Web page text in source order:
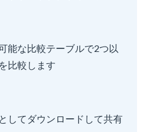
能な比較テーブルで2つ以
比較します
してダウンロードして共有